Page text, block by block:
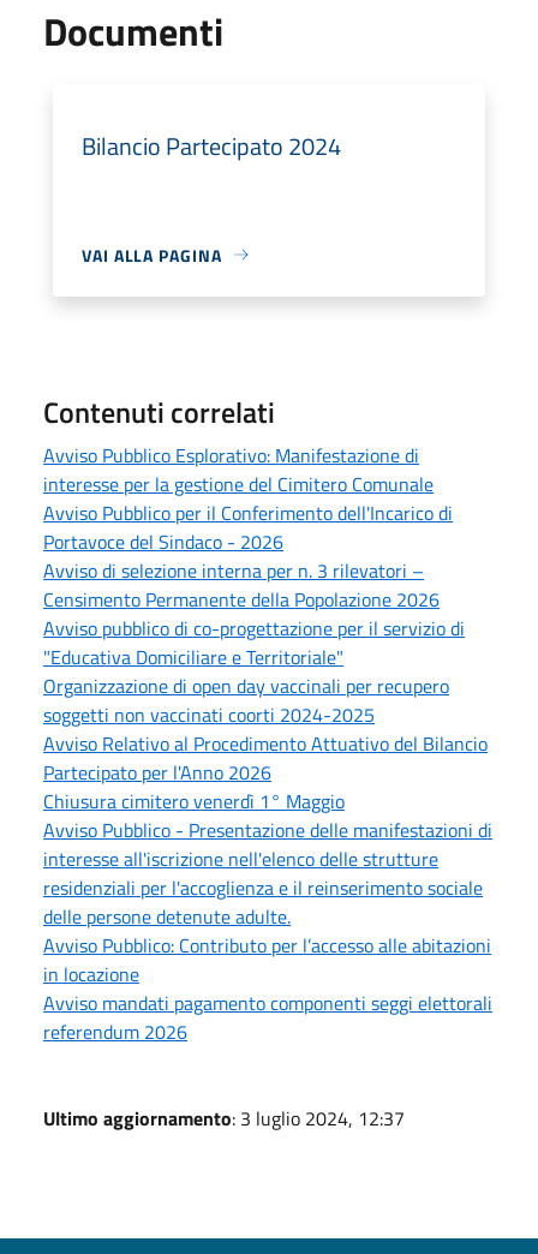
Documenti
Bilancio Partecipato 2024
VAI ALLA PAGINA
Contenuti correlati
Avviso Pubblico Esplorativo: Manifestazione di
interesse per la gestione del Cimitero Comunale
Avviso Pubblico per il Conferimento dell'Incarico di
Portavoce del Sindaco - 2026
Avviso di selezione interna per n. 3 rilevatori –
Censimento Permanente della Popolazione 2026
Avviso pubblico di co-progettazione per il servizio di
"Educativa Domiciliare e Territoriale"
Organizzazione di open day vaccinali per recupero
soggetti non vaccinati coorti 2024-2025
Avviso Relativo al Procedimento Attuativo del Bilancio
Partecipato per l'Anno 2026
Chiusura cimitero venerdì 1° Maggio
Avviso Pubblico - Presentazione delle manifestazioni di
interesse all'iscrizione nell'elenco delle strutture
residenziali per l'accoglienza e il reinserimento sociale
delle persone detenute adulte.
Avviso Pubblico: Contributo per l’accesso alle abitazioni
in locazione
Avviso mandati pagamento componenti seggi elettorali
referendum 2026
Ultimo aggiornamento: 3 luglio 2024, 12:37